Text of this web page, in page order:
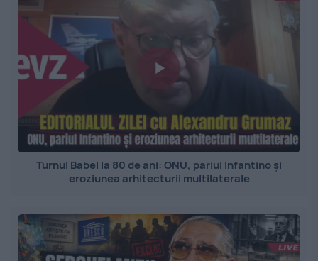
Turnul Babel la 80 de ani: ONU, pariul Infantino și
eroziunea arhitecturii multilaterale